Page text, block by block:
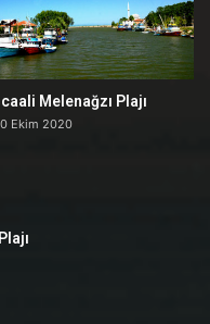
Melenağzı Plajı
Ekim 2020